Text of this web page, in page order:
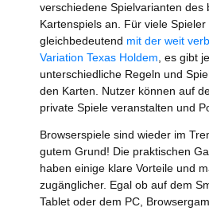
verschiedene Spielvarianten des
Kartenspiels an. Für viele Spieler
gleichbedeutend mit der weit
Variation Texas Holdem, es gibt
unterschiedliche Regeln und
den Karten. Nutzer können auf
private Spiele veranstalten und
Browserspiele sind wieder im
gutem Grund! Die praktischen
haben einige klare Vorteile und
zugänglicher. Egal ob auf dem
Tablet oder dem PC,